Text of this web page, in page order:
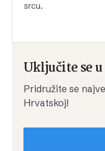
srcu.
Uključite se
Pridružite se
Hrvatskoj!